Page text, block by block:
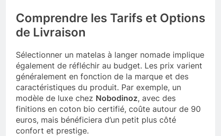
Comprendre les Tarifs et Options
de Livraison
Sélectionner un matelas à langer nomade implique
également de réfléchir au budget. Les prix varient
généralement en fonction de la marque et des
caractéristiques du produit. Par exemple, un
modèle de luxe chez Nobodinoz, avec des
finitions en coton bio certifié, coûte autour de 90
euros, mais bénéficiera d’un petit plus côté
confort et prestige.